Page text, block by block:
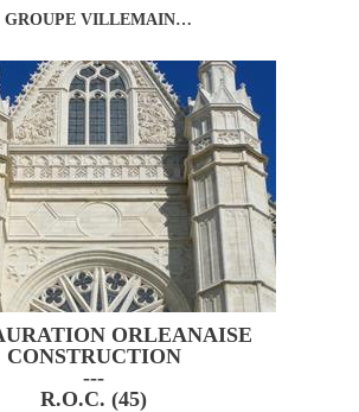
GROUPE VILLEMAIN…
ORLEANAISE
CONSTRUCTION
---
R.O.C. (45)